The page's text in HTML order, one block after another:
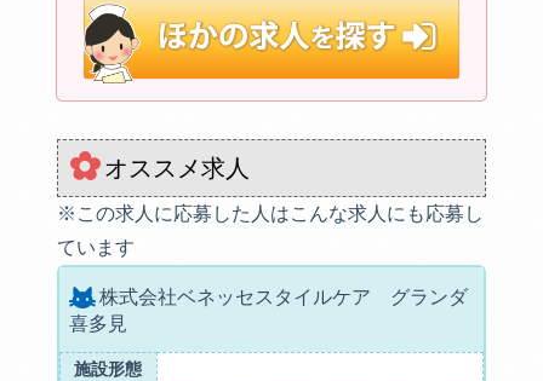
オススメ求人
※この求人に応募した人はこんな求人にも応募し
ています
株式会社ベネッセスタイルケア グランダ
喜多見
施設形態